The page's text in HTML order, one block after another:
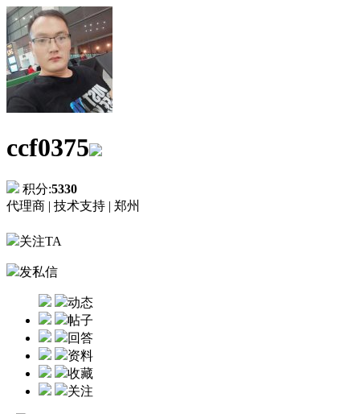
ccf0375
积分:5330
代理商 | 技术支持 | 郑州
关注TA
发私信
动态
帖子
回答
资料
收藏
关注